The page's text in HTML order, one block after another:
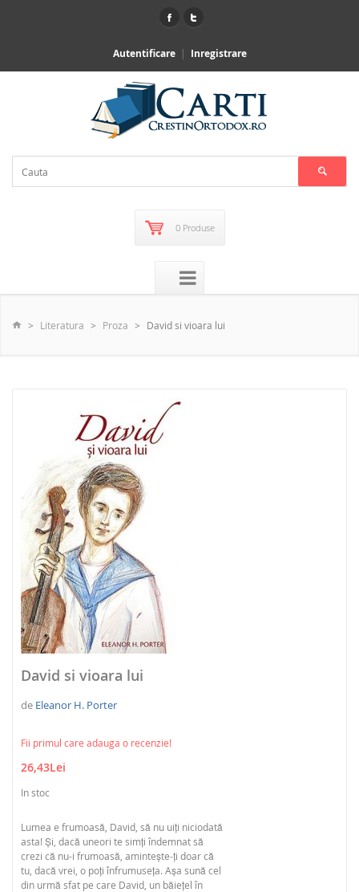
Autentificare Inregistrare
0 Produse
Literatura Proza David si vioara lui
David si vioara lui
de Eleanor H. Porter
Fii primul care adauga o recenzie!
26,43Lei
In stoc
Lumea e frumoasă, David, să nu uiți niciodată
asta! Și, dacă uneori te simți îndemnat să
crezi că nu-i frumoasă, amintește‑ți doar că
tu, dacă vrei, o poți înfrumuseța. Așa sună cel
din urmă sfat pe care David, un băiețel în